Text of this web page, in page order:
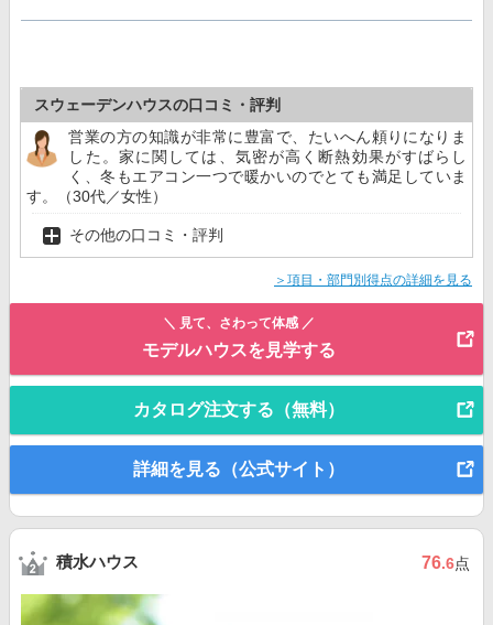
スウェーデンハウスの口コミ・評判
営業の方の知識が非常に豊富で、たいへん頼りになりま
した。家に関しては、気密が高く断熱効果がすばらし
く、冬もエアコン一つで暖かいのでとても満足していま
す。（30代／女性）
その他の口コミ・評判
＞項目・部門別得点の詳細を見る
＼ 見て、さわって体感 ／
モデルハウスを見学する
カタログ注文する（無料）
詳細を見る（公式サイト）
積水ハウス 76.6点